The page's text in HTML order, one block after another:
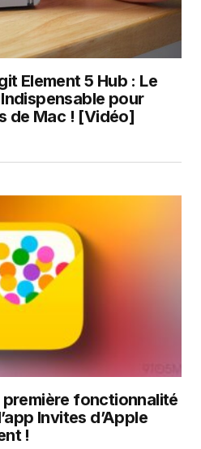
Element 5 Hub : Le
pour
de Mac ! [Vidéo]
fonctionnalité
Invites d’Apple
!